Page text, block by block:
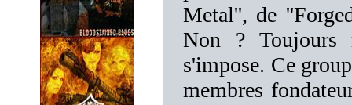
Metal'', de
Non ?
s'impose. Ce
membres